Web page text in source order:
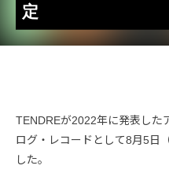
定
TENDREが2022年に発表した
ログ・レコードとして8月5日
した。